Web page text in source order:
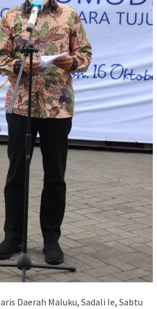
Daerah Maluku, Sadali Ie, Sabtu